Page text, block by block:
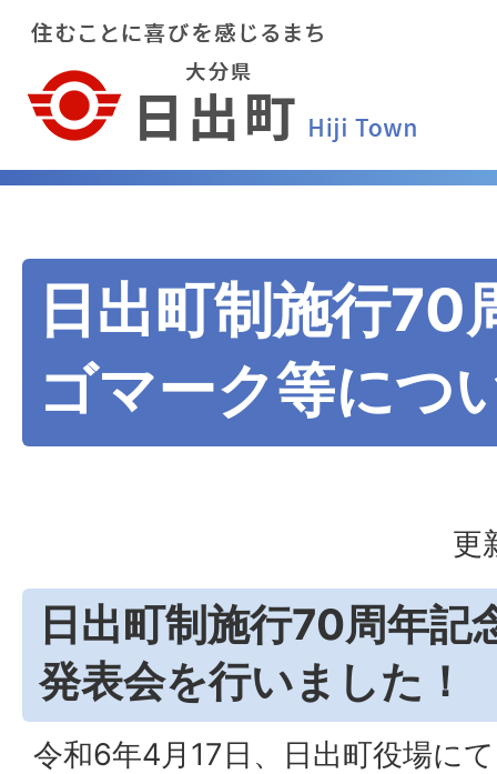
日出町制施行70
ゴマーク等につ
更
日出町制施行70周年記
発表会を行いました！
令和6年4月17日、日出町役場に